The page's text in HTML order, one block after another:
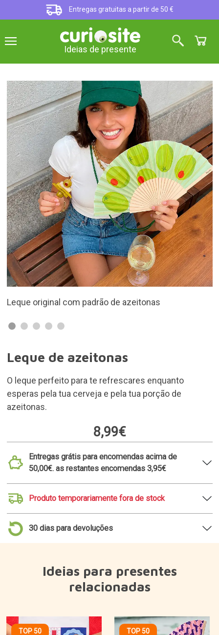
Entregas gratuitas a partir de 50 €
Ideias de presente
de azeitonas Inclui um gancho para o
Leque de azeitonas
O leque perfeito para te refrescares enquanto
esperas pela tua cerveja e pela tua porção de
azeitonas.
8,99€
Entregas grátis para encomendas acima de
50,00€. as restantes encomendas 3,95€
Produto temporariamente fora de stock
30 dias para devoluções
Ideias para presentes
relacionadas
TOP 50 TOP 50